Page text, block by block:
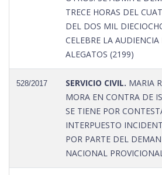
TRECE HORAS DEL
DEL DOS MIL
CELEBRE LA AUDIENCIA
ALEGATOS (2199)
528/2017 SERVICIO CIVIL. MARIA
MORA EN CONTRA DE
SE TIENE POR
INTERPUESTO
POR PARTE DEL
NACIONAL